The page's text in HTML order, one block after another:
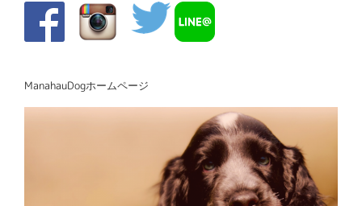
ManahauDogホームページ